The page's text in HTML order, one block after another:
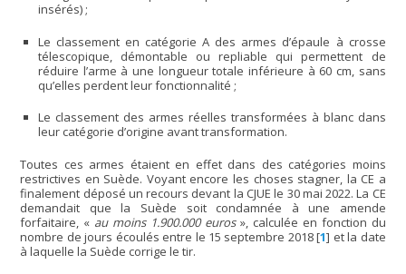
insérés) ;
Le classement en catégorie A des armes d’épaule à crosse
télescopique, démontable ou repliable qui permettent de
réduire l’arme à une longueur totale inférieure à 60 cm, sans
qu’elles perdent leur fonctionnalité ;
Le classement des armes réelles transformées à blanc dans
leur catégorie d’origine avant transformation.
Toutes ces armes étaient en effet dans des catégories moins
restrictives en Suède. Voyant encore les choses stagner, la CE a
finalement déposé un recours devant la CJUE le 30 mai 2022. La CE
demandait que la Suède soit condamnée à une amende
forfaitaire, « au moins 1.900.000 euros», calculée en fonction du
nombre de jours écoulés entre le 15 septembre 2018[1] et la date
à laquelle la Suède corrige le tir.